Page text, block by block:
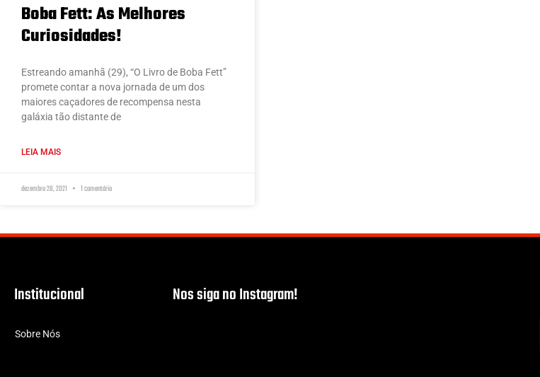
Boba Fett: As Melhores
Curiosidades!
Estreando amanhã (29), “O Livro de Boba Fett”
promete contar a nova jornada de um dos
maiores caçadores de recompensa nesta
galáxia tão distante de
LEIA MAIS
dezembro 28, 2021 1 comentário
Institucional
Sobre Nós
Nos siga no Instagram!